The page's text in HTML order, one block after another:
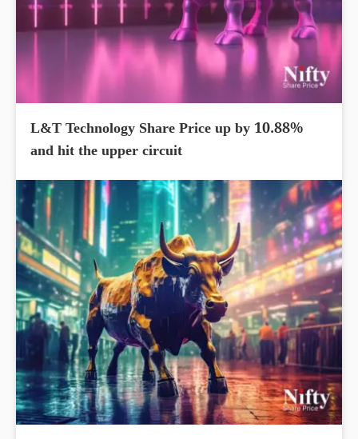
L&T Technology Share Price up by 10.88%
and hit the upper circuit